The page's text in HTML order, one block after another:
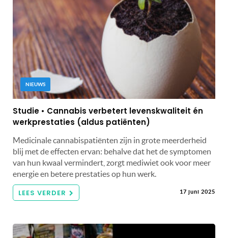
NIEUWS
Studie • Cannabis verbetert levenskwaliteit én
werkprestaties (aldus patiënten)
Medicinale cannabispatiënten zijn in grote meerderheid
blij met de effecten ervan: behalve dat het de symptomen
van hun kwaal vermindert, zorgt mediwiet ook voor meer
energie en betere prestaties op hun werk.
LEES VERDER 17 juni 2025